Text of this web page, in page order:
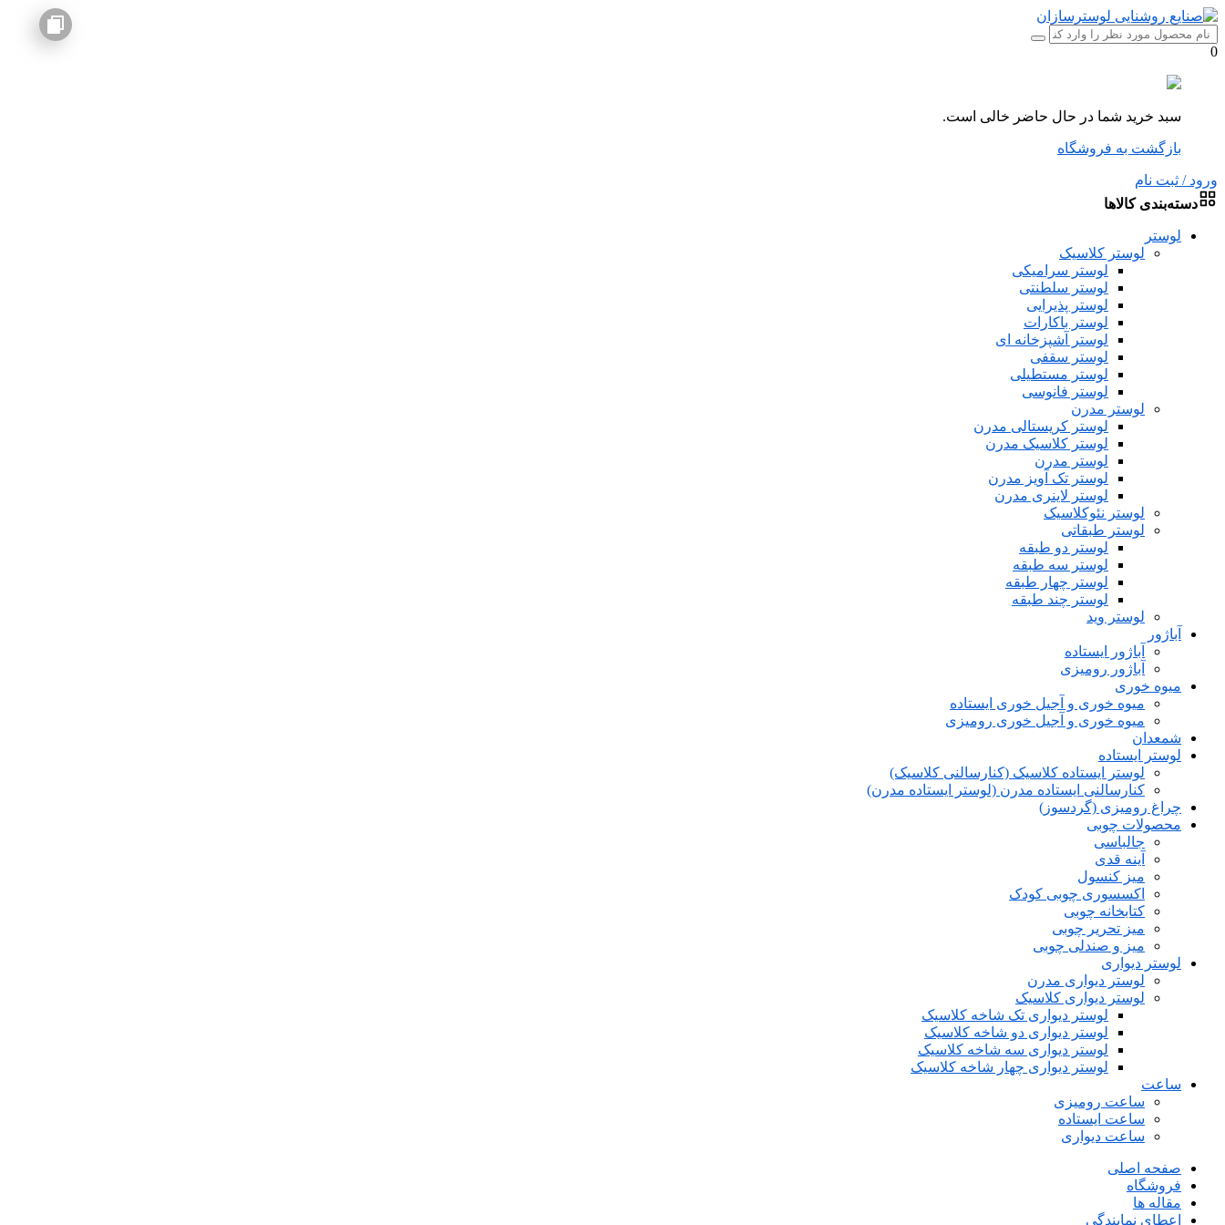
0
سبد خرید شما در حال حاضر خالی است.
بازگشت به فروشگاه
ورود / ثبت نام
دسته‌بندی کالاها
لوستر
لوستر کلاسیک
لوستر سرامیکی
لوستر سلطنتی
لوستر پذیرایی
لوستر باکارات
لوستر آشپزخانه ای
لوستر سقفی
لوستر مستطیلی
لوستر فانوسی
لوستر مدرن
لوستر کریستالی مدرن
لوستر کلاسیک مدرن
لوستر مدرن
لوستر تک آویز مدرن
لوستر لاینری مدرن
لوستر نئوکلاسیک
لوستر طبقاتی
لوستر دو طبقه
لوستر سه طبقه
لوستر چهار طبقه
لوستر چند طبقه
لوستر وید
آباژور
آباژور ایستاده
آباژور رومیزی
میوه خوری
میوه خوری و آجیل خوری ایستاده
میوه خوری و آجیل خوری رومیزی
شمعدان
لوستر ایستاده
لوستر ایستاده کلاسیک (کنارسالنی کلاسیک)
کنارسالنی ایستاده مدرن (لوستر ایستاده مدرن)
چراغ رومیزی (گردسوز)
محصولات چوبی
جالباسی
آینه قدی
میز کنسول
اکسسوری چوبی کودک
کتابخانه چوبی
میز تحریر چوبی
میز و صندلی چوبی
لوستر دیواری
لوستر دیواری مدرن
لوستر دیواری کلاسیک
لوستر دیواری تک شاخه کلاسیک
لوستر دیواری دو شاخه کلاسیک
لوستر دیواری سه شاخه کلاسیک
لوستر دیواری چهار شاخه کلاسیک
ساعت
ساعت رومیزی
ساعت ایستاده
ساعت دیواری
صفحه اصلی
فروشگاه
مقاله ها
اعطای نمایندگی